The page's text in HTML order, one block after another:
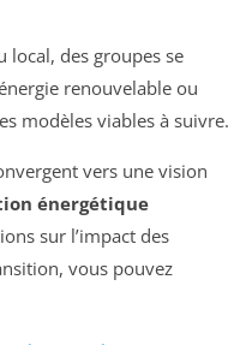
local, des groupes se
renouvelable ou
modèles viables à suivre.
vers une vision
énergétique
sur l’impact des
vous pouvez